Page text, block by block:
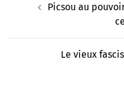
d’articlePicsou au
Le vieux